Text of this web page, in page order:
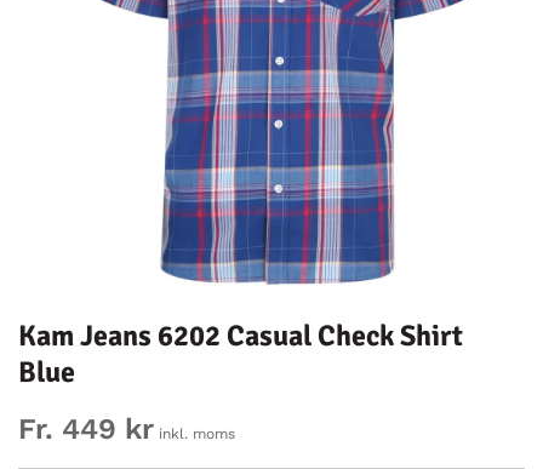
Kam Jeans 6202 Casual Check Shirt
Blue
Fr. 449 kr inkl. moms